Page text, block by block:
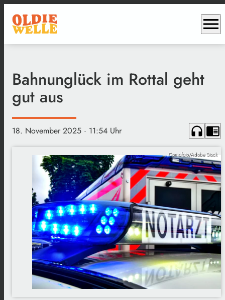
menu
Bahnunglück im Rottal geht
gut aus
18. November 2025 · 11:54 Uhr headphones chrome_reader_mode
Comofoto/Adobe Stock